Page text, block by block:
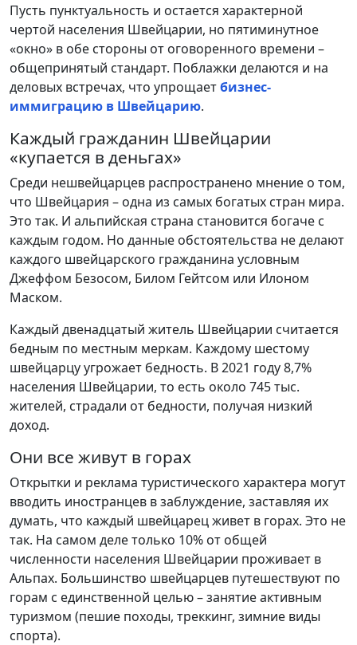
Пусть пунктуальность и остается характерной
чертой населения Швейцарии, но пятиминутное
«окно» в обе стороны от оговоренного времени –
общепринятый стандарт. Поблажки делаются и на
деловых встречах, что упрощаетбизнес-
иммиграцию в Швейцарию.
Каждый гражданин Швейцарии
«купается в деньгах»
Среди нешвейцарцев распространено мнение о том,
что Швейцария – одна из самых богатых стран мира.
Это так. И альпийская страна становится богаче с
каждым годом. Но данные обстоятельства не делают
каждого швейцарского гражданина условным
Джеффом Безосом, Билом Гейтсом или Илоном
Маском.
Каждый двенадцатый житель Швейцарии считается
бедным по местным меркам. Каждому шестому
швейцарцу угрожает бедность. В 2021 году 8,7%
населения Швейцарии, то есть около 745 тыс.
жителей, страдали от бедности, получая низкий
доход.
Они все живут в горах
Открытки и реклама туристического характера могут
вводить иностранцев в заблуждение, заставляя их
думать, что каждый швейцарец живет в горах. Это не
так. На самом деле только 10% от общей
численности населения Швейцарии проживает в
Альпах. Большинство швейцарцев путешествуют по
горам с единственной целью – занятие активным
туризмом (пешие походы, треккинг, зимние виды
спорта).